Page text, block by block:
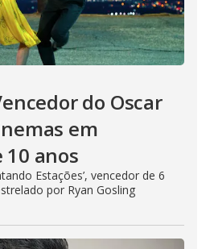
do Oscar
em
10 anos
Estações’, vencedor de 6
por Ryan Gosling